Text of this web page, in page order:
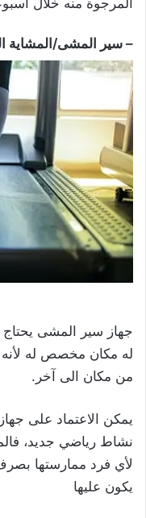
المرجوة منه خلال أسبوعين
– سير المشى/المشاية
جهاز سير المشى
له مكان مخصص له
من مكان الى آخر.
يمكن الاعتماد على جهاز
نشاط رياضي جديد،
لأي فرد ممارستها
يكون عليها